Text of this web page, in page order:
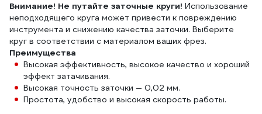
Внимание! Не путайте заточные круги! Использование
неподходящего круга может привести к повреждению
инструмента и снижению качества заточки. Выберите
круг в соответствии с материалом ваших фрез.
Преимущества
Высокая эффективность, высокое качество и хороший
эффект затачивания.
Высокая точность заточки — 0,02 мм.
Простота, удобство и высокая скорость работы.